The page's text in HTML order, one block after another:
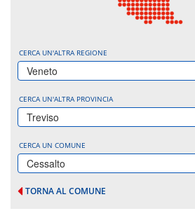
CERCA UN'ALTRA REGIONE
Veneto
CERCA UN'ALTRA PROVINCIA
Treviso
CERCA UN COMUNE
Cessalto
TORNA AL COMUNE